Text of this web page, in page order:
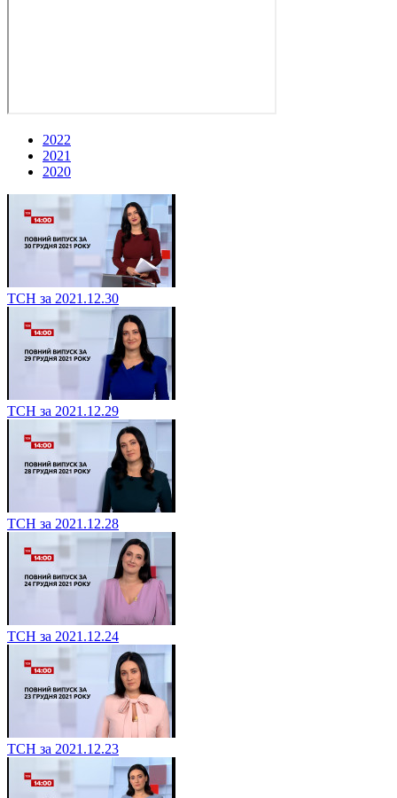
2022
2021
2020
ТСН за 2021.12.30
ТСН за 2021.12.29
ТСН за 2021.12.28
ТСН за 2021.12.24
ТСН за 2021.12.23